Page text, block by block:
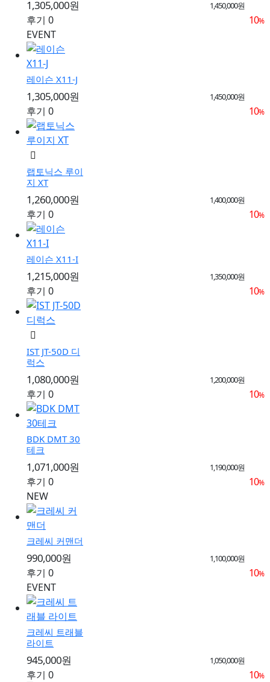
1,305,000원 1,450,000원
10%
후기 0
EVENT
레이슨 X11-J
1,305,000원 1,450,000원
10%
후기 0
랩토닉스 루이
지 XT
1,260,000원 1,400,000원
10%
후기 0
레이슨 X11-I
1,215,000원 1,350,000원
10%
후기 0
IST JT-50D 디
럭스
1,080,000원 1,200,000원
10%
후기 0
BDK DMT 30
테크
1,071,000원 1,190,000원
10%
후기 0
NEW
크레씨 커맨더
990,000원 1,100,000원
10%
후기 0
EVENT
크레씨 트래블
라이트
945,000원 1,050,000원
10%
후기 0